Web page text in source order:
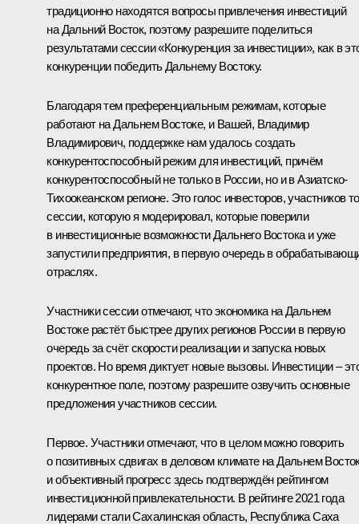
традиционно находятся вопросы привлечения инвестиций
на Дальний Восток, поэтому разрешите поделиться
результатами сессии «Конкуренция за инвестиции», как в
конкуренции победить Дальнему Востоку.
Благодаря тем преференциальным режимам, которые
работают на Дальнем Востоке, и Вашей, Владимир
Владимирович, поддержке нам удалось создать
конкурентоспособный режим для инвестиций, причём
конкурентоспособный не только в России, но и в Азиатско-
Тихоокеанском регионе. Это голос инвесторов, участников
сессии, которую я модерировал, которые поверили
в инвестиционные возможности Дальнего Востока и уже
запустили предприятия, в первую очередь в
отраслях.
Участники сессии отмечают, что экономика на Дальнем
Востоке растёт быстрее других регионов России в первую
очередь за счёт скорости реализации и запуска новых
проектов. Но время диктует новые вызовы. Инвестиции –
конкурентное поле, поэтому разрешите озвучить основные
предложения участников сессии.
Первое. Участники отмечают, что в целом можно говорить
о позитивных сдвигах в деловом климате на Дальнем
и объективный прогресс здесь подтверждён рейтингом
инвестиционной привлекательности. В рейтинге 2021 года
лидерами стали Сахалинская область, Республика Саха